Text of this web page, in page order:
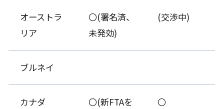
オーストラ
リア
〇(署名済、
未発効)
(交渉中)
ブルネイ
カナダ
〇(新FTAを
〇